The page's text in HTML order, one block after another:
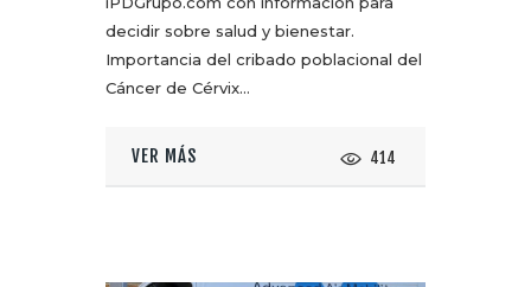
decidir sobre salud y bienestar.
Importancia del cribado poblacional del
Cáncer de Cérvix…
VER MÁS 414